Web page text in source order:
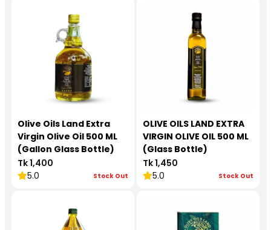
Olive Oils Land Extra
Virgin Olive Oil 500 ML
(Gallon Glass Bottle)
Tk 1,400
5.0
Stock Out
OLIVE OILS LAND EXTRA
VIRGIN OLIVE OIL 500 ML
(Glass Bottle)
Tk 1,450
5.0
Stock Out